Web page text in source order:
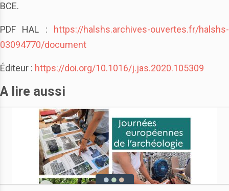
BCE.
PDF HAL : https://halshs.archives-ouvertes.fr/halshs-
03094770/document
Éditeur : https://doi.org/10.1016/j.jas.2020.105309
A lire aussi